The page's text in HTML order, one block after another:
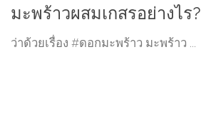
มะพร้าวผสมเกสรอย่างไร?
ว่าด้วยเรื่อง #ดอกมะพร้าว มะพร้าว ...